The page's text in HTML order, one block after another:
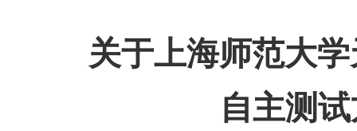
关于上海师范大
自主测